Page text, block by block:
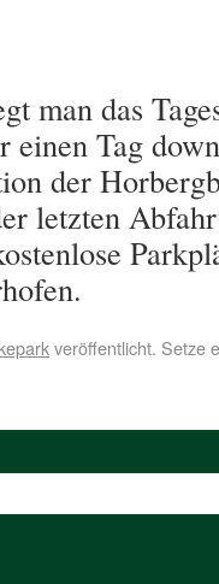
man das
einen Tag
der
letzten
veröffentlicht. Setze